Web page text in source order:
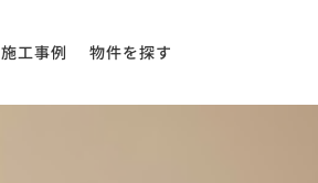
施工事例 物件を探す